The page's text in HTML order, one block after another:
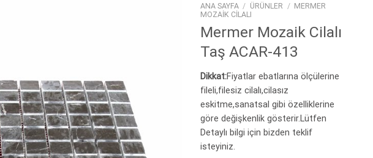
ANA SAYFA / ÜRÜNLER / MERMER
MOZAIK CILALI
Mermer Mozaik Cilalı
Taş ACAR-413
Dikkat:Fiyatlar ebatlarına ölçülerine
fileli,filesiz cilalı,cilasız
eskitme,sanatsal gibi özelliklerine
göre değişkenlik gösterir.Lütfen
Detaylı bilgi için bizden teklif
isteyiniz.